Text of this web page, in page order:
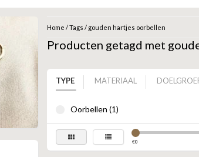
Home /Tags / gouden hartjes oorbellen
Producten getagd met
TYPE MATERIAAL
Oorbellen (1)
€0